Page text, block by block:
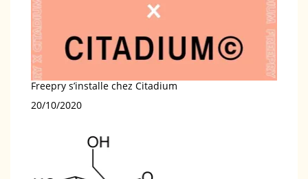
Freepry s’installe chez Citadium
Date
20/10/2020